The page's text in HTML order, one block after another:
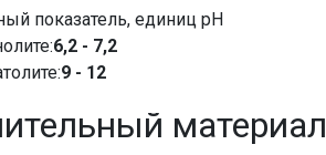
показатель, единиц pH
6,2 - 7,2
9 - 12
материал